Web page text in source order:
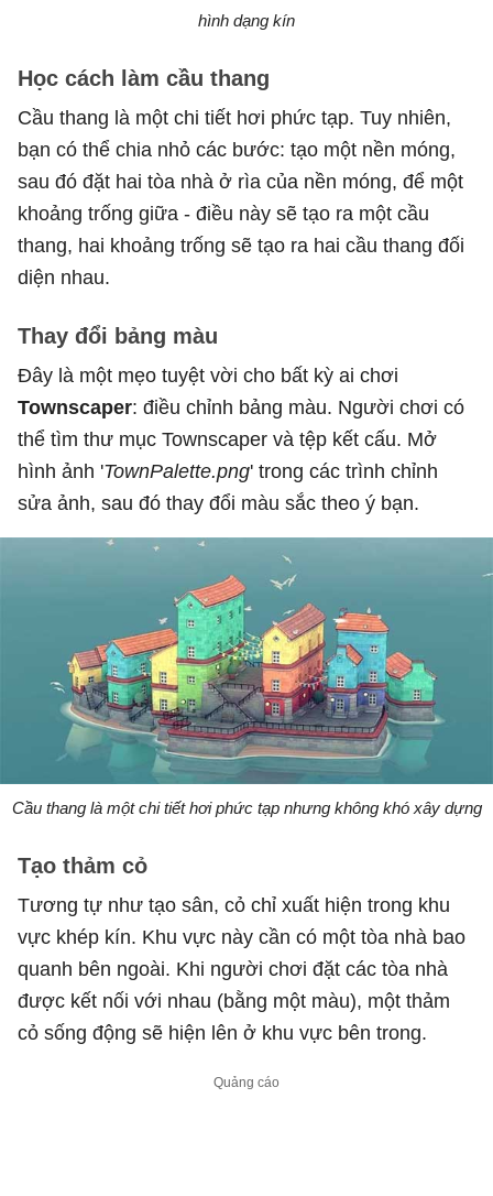
hình dạng kín
Học cách làm cầu thang
Cầu thang là một chi tiết hơi phức tạp. Tuy nhiên,
bạn có thể chia nhỏ các bước: tạo một nền móng,
sau đó đặt hai tòa nhà ở rìa của nền móng, để một
khoảng trống giữa - điều này sẽ tạo ra một cầu
thang, hai khoảng trống sẽ tạo ra hai cầu thang đối
diện nhau.
Thay đổi bảng màu
Đây là một mẹo tuyệt vời cho bất kỳ ai chơi
Townscaper: điều chỉnh bảng màu. Người chơi có
thể tìm thư mục Townscaper và tệp kết cấu. Mở
hình ảnh 'TownPalette.png' trong các trình chỉnh
sửa ảnh, sau đó thay đổi màu sắc theo ý bạn.
Cầu thang là một chi tiết hơi phức tạp nhưng không khó xây dựng
Tạo thảm cỏ
Tương tự như tạo sân, cỏ chỉ xuất hiện trong khu
vực khép kín. Khu vực này cần có một tòa nhà bao
quanh bên ngoài. Khi người chơi đặt các tòa nhà
được kết nối với nhau (bằng một màu), một thảm
cỏ sống động sẽ hiện lên ở khu vực bên trong.